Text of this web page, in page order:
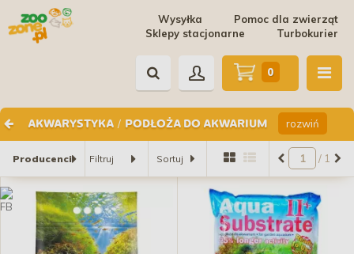
Pomoc dla zwierząt
Wysyłka
Turbokurier
Sklepy stacjonarne
AKWARYSTYKA / PODŁOŻA DO AKWARIUM rozwiń
0
/ 1